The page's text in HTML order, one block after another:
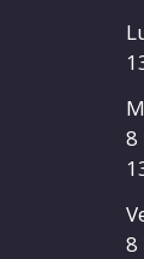
8
8